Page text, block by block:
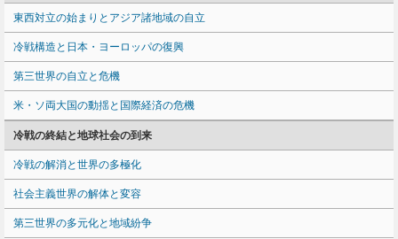
東西対立の始まりとアジア諸地域の自立
冷戦構造と日本・ヨーロッパの復興
第三世界の自立と危機
米・ソ両大国の動揺と国際経済の危機
冷戦の終結と地球社会の到来
冷戦の解消と世界の多極化
社会主義世界の解体と変容
第三世界の多元化と地域紛争